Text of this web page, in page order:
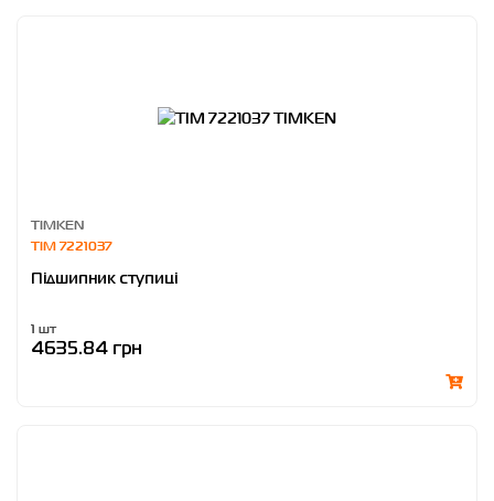
TIMKEN
TIM 7221037
Підшипник ступиці
1 шт
4635.84 грн